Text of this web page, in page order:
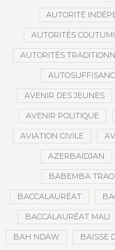
AUTORITÉ
AUTORITÉS
AUTORITÉS
AVENIR DES JEUNES
AVENIR POLITIQUE
AVIATION CIVILE
AZERBAÏDJAN
BABEMBA
BACCALAURÉAT
BACCALAURÉAT MALI
BAH NDAW BAISSE